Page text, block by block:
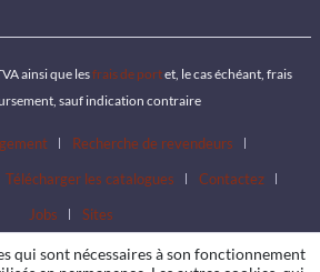
ainsi que lesfrais de portet, le cas échéant, frais
sauf indication contraire
Recherche de revendeurs
Télécharger les catalogues
Contactez
Jobs
Sites
qui sont nécessaires à son fonctionnement